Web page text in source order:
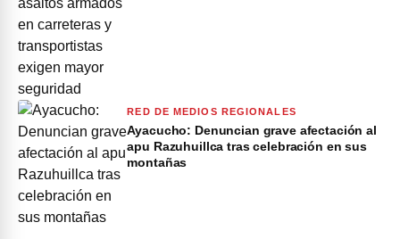
RED DE MEDIOS REGIONALES
Ayacucho: Denuncian grave afectación al
apu Razuhuillca tras celebración en sus
montañas